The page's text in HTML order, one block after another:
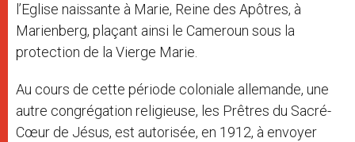
l’Eglise naissante à Marie, Reine des Apôtres, à
Marienberg, plaçant ainsi le Cameroun sous la
protection de la Vierge Marie.
Au cours de cette période coloniale allemande, une
autre congrégation religieuse, les Prêtres du Sacré-
Cœur de Jésus, est autorisée, en 1912, à envoyer